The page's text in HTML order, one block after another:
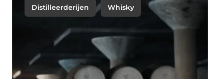
Distilleerderijen Whisky